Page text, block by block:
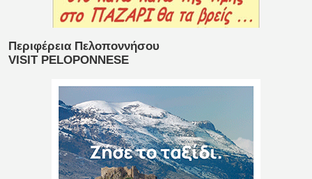
Περιφέρεια Πελοποννήσου
VISIT PELOPONNESE